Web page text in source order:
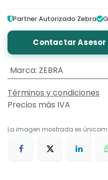
Partner Autorizado Zebra
Contactar Asesor
Marca: ZEBRA
Términos y condiciones
Precios más IVA
La imagen mostrada es